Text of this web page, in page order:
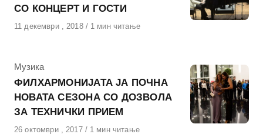
СО КОНЦЕРТ И ГОСТИ
Објавено
11 декември , 2018 1 мин читање
КАтегорија
Музика
ФИЛХАРМОНИЈАТА ЈА ПОЧНА
НОВАТА СЕЗОНА СО ДОЗВОЛА
ЗА ТЕХНИЧКИ ПРИЕМ
Објавено
26 октомври , 2017 1 мин читање